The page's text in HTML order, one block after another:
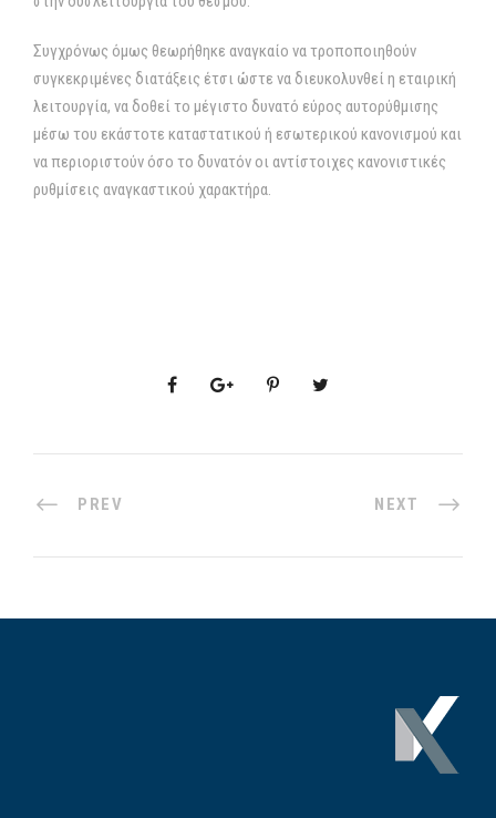
Συγχρόνως όμως θεωρήθηκε αναγκαίο να τροποποιηθούν
συγκεκριμένες διατάξεις έτσι ώστε να διευκολυνθεί η εταιρική
λειτουργία, να δοθεί το μέγιστο δυνατό εύρος αυτορύθμισης
μέσω του εκάστοτε καταστατικού ή εσωτερικού κανονισμού και
να περιοριστούν όσο το δυνατόν οι αντίστοιχες κανονιστικές
ρυθμίσεις αναγκαστικού χαρακτήρα.
PREV NEXT